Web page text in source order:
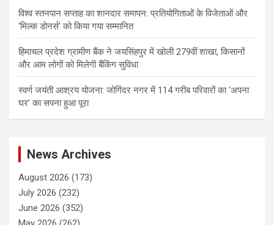
विश्व स्तनपान सप्ताह का शानदार समापन: प्रतियोगिताओं के विजेताओं और
‘मिल्क डोनर्स’ को किया गया सम्मानित
हिमाचल प्रदेश ग्रामीण बैंक ने जयसिंहपुर में खोली 279वीं शाखा, किसानों
और आम लोगों को मिलेगी बैंकिंग सुविधा
स्वर्ण जयंती आश्रय योजना: जोगिंदर नगर में 114 गरीब परिवारों का ‘अपना
घर’ का सपना हुआ पूरा
News Archives
August 2026 (173)
July 2026 (232)
June 2026 (352)